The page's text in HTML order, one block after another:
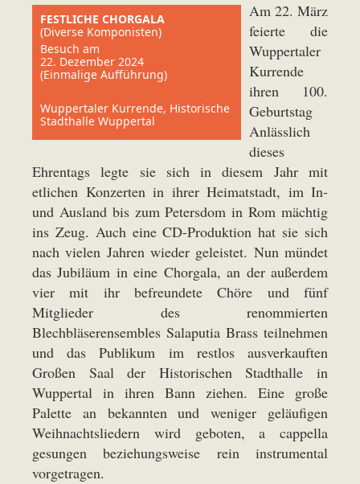
FESTLICHE CHORGALA
(Diverse Komponisten)
Besuch am
22. Dezember 2024
(Einmalige Aufführung)
Wuppertaler Kurrende, Historische
Stadthalle Wuppertal
Am 22. März
feierte die
Wuppertaler
Kurrende
ihren 100.
Geburtstag
Anlässlich
dieses
Ehrentags legte sie sich in diesem Jahr mit
etlichen Konzerten in ihrer Heimatstadt, im In-
und Ausland bis zum Petersdom in Rom mächtig
ins Zeug. Auch eine CD-Produktion hat sie sich
nach vielen Jahren wieder geleistet. Nun mündet
das Jubiläum in eine Chorgala, an der außerdem
vier mit ihr befreundete Chöre und fünf
Mitglieder des renommierten
Blechbläserensembles Salaputia Brass teilnehmen
und das Publikum im restlos ausverkauften
Großen Saal der Historischen Stadthalle in
Wuppertal in ihren Bann ziehen. Eine große
Palette an bekannten und weniger geläufigen
Weihnachtsliedern wird geboten, a cappella
gesungen beziehungsweise rein instrumental
vorgetragen.